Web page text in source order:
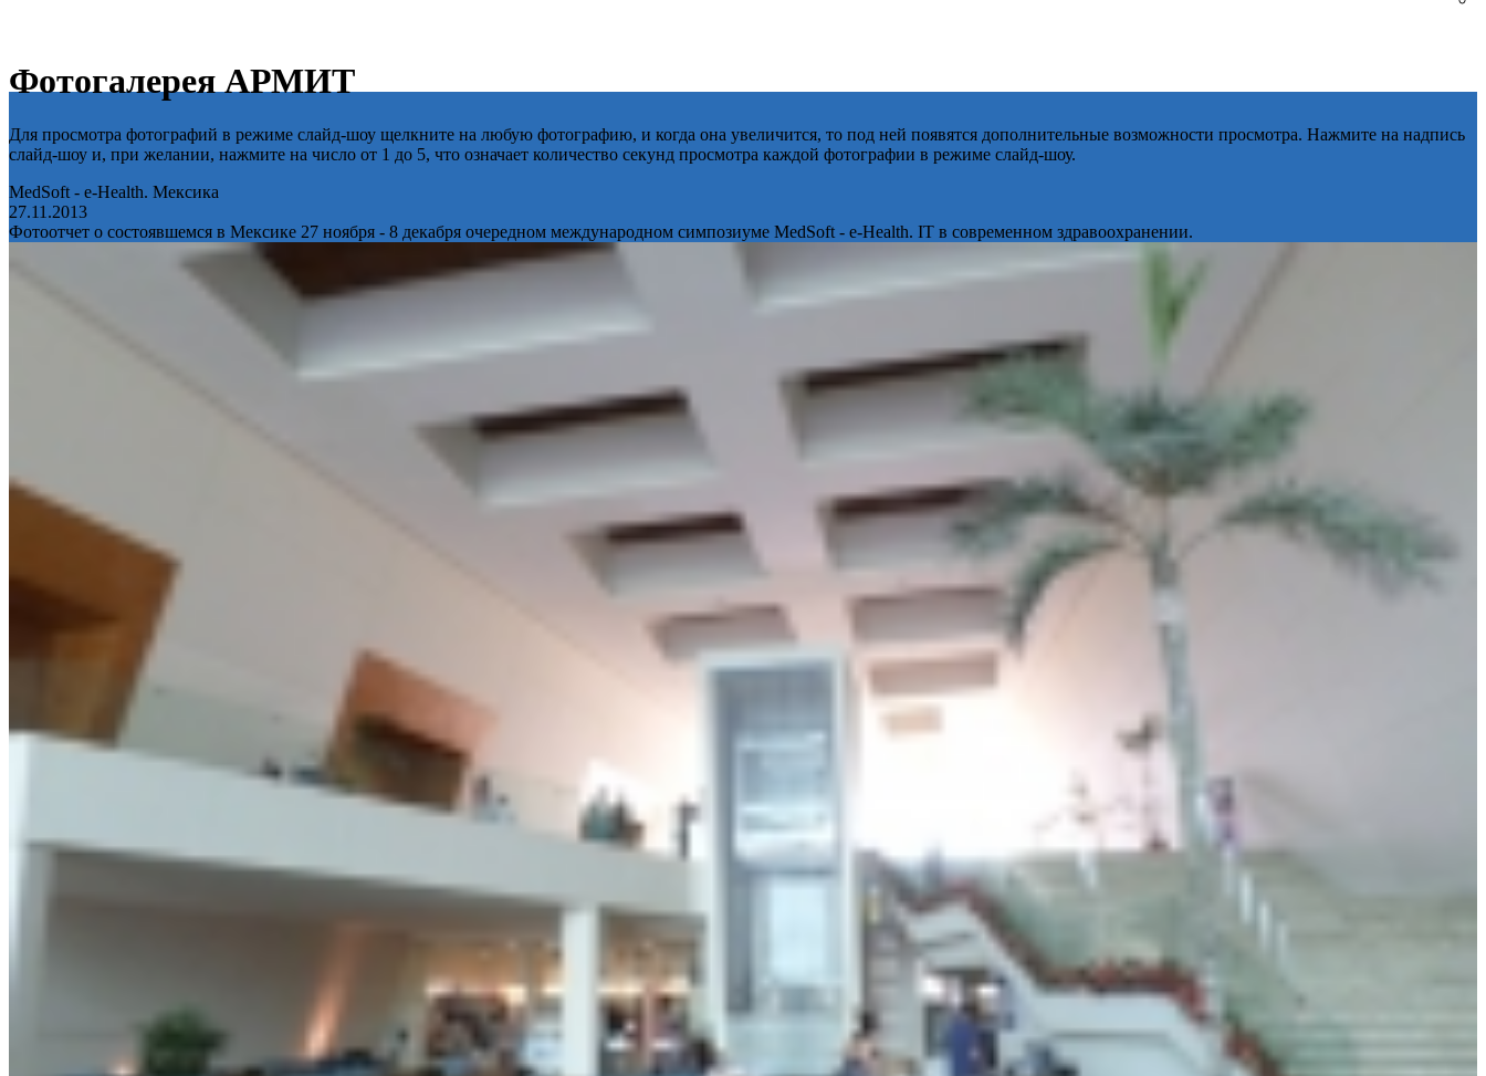
Фотогалерея АРМИТ
Для просмотра фотографий в режиме слайд-шоу щелкните на любую фотографию, и когда она увеличится, то под ней появятся дополнительные возможности просмотра. Нажмите на надпись
слайд-шоу и, при желании, нажмите на число от 1 до 5, что означает количество секунд просмотра каждой фотографии в режиме слайд-шоу.
MedSoft - e-Health. Мексика
27.11.2013
Фотоотчет о состоявшемся в Мексике 27 ноября - 8 декабря очередном международном симпозиуме MedSoft - e-Health. IT в современном здравоохранении.